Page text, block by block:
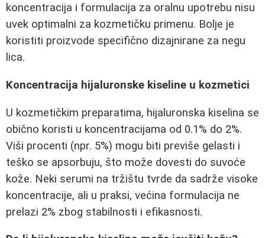
koncentracija i formulacija za oralnu upotrebu nisu
uvek optimalni za kozmetičku primenu. Bolje je
koristiti proizvode specifično dizajnirane za negu
lica.
Koncentracija hijaluronske kiseline u kozmetici
U kozmetičkim preparatima, hijaluronska kiselina se
obično koristi u koncentracijama od 0.1% do 2%.
Viši procenti (npr. 5%) mogu biti previše gelasti i
teško se apsorbuju, što može dovesti do suvoće
kože. Neki serumi na tržištu tvrde da sadrže visoke
koncentracije, ali u praksi, većina formulacija ne
prelazi 2% zbog stabilnosti i efikasnosti.